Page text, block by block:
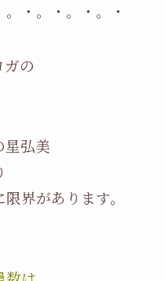
・。・。・。・
の
星弘美
界があります。